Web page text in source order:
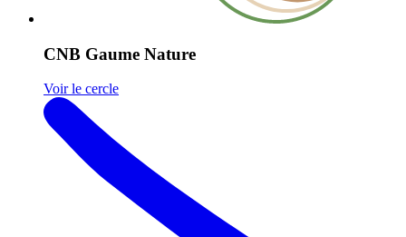
CNB Gaume Nature
Voir le cercle